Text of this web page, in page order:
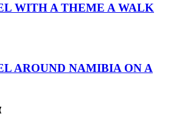
WITH A THEME A WALK
AROUND NAMIBIA ON A